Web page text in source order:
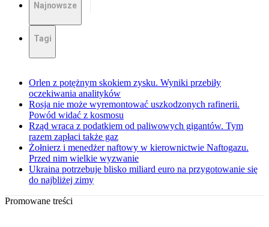
Najnowsze
Tagi
Orlen z potężnym skokiem zysku. Wyniki przebiły
oczekiwania analityków
Rosja nie może wyremontować uszkodzonych rafinerii.
Powód widać z kosmosu
Rząd wraca z podatkiem od paliwowych gigantów. Tym
razem zapłaci także gaz
Żołnierz i menedżer naftowy w kierownictwie Naftogazu.
Przed nim wielkie wyzwanie
Ukraina potrzebuje blisko miliard euro na przygotowanie się
do najbliżej zimy
Promowane treści